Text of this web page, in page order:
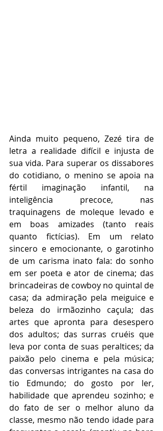
Ainda muito pequeno, Zezé tira de
letra a realidade difícil e injusta de
sua vida. Para superar os dissabores
do cotidiano, o menino se apoia na
fértil imaginação infantil, na
inteligência precoce, nas
traquinagens de moleque levado e
em boas amizades (tanto reais
quanto fictícias). Em um relato
sincero e emocionante, o garotinho
de um carisma inato fala: do sonho
em ser poeta e ator de cinema; das
brincadeiras de cowboy no quintal de
casa; da admiração pela meiguice e
beleza do irmãozinho caçula; das
artes que apronta para desespero
dos adultos; das surras cruéis que
leva por conta de suas peraltices; da
paixão pelo cinema e pela música;
das conversas intrigantes na casa do
tio Edmundo; do gosto por ler,
habilidade que aprendeu sozinho; e
do fato de ser o melhor aluno da
classe, mesmo não tendo idade para